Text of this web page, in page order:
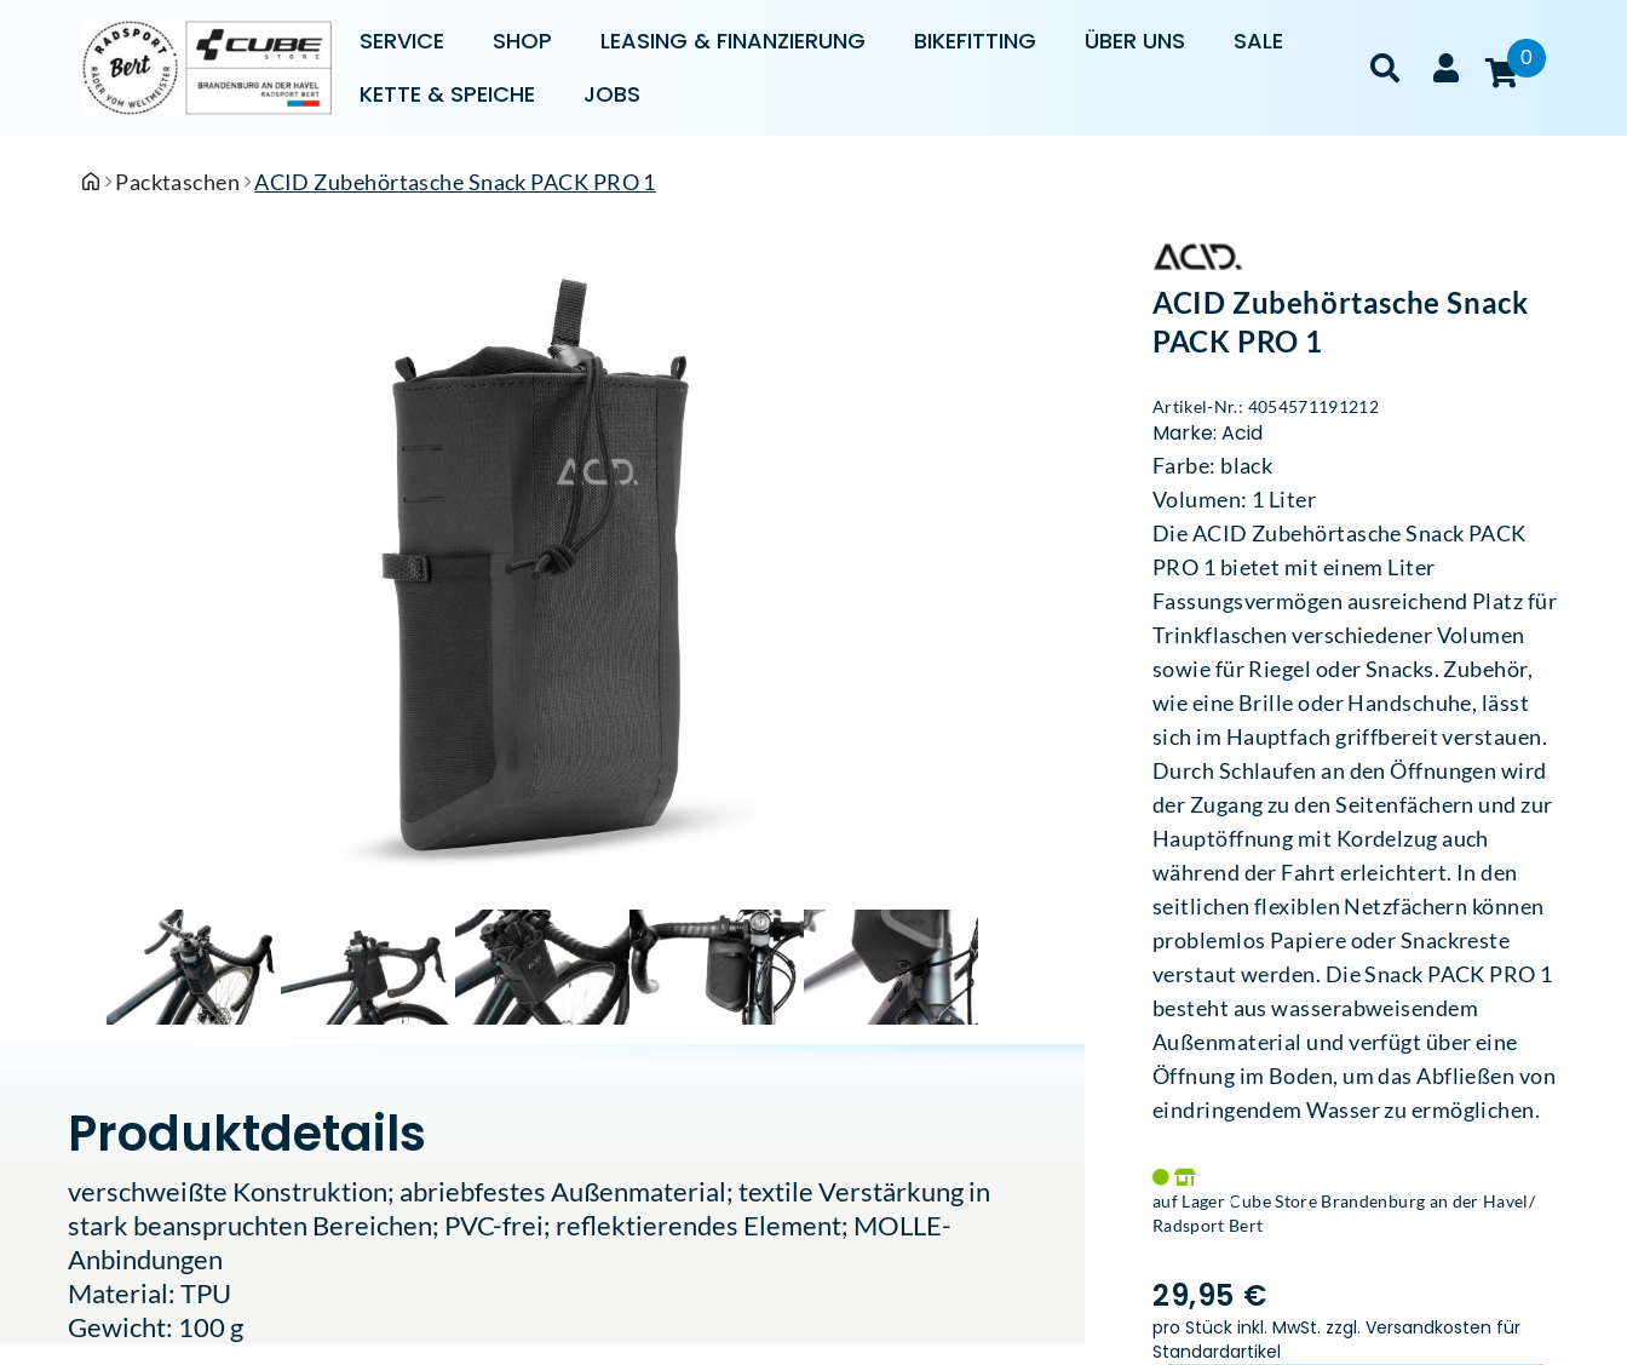
SERVICE SHOP LEASING & FINANZIERUNG BIKEFITTING ÜBER UNS
SALE
KETTE & SPEICHE
JOBS
0
Packtaschen ACID Zubehörtasche Snack PACK PRO 1
Produktdetails
verschweißte Konstruktion; abriebfestes Außenmaterial; textile Verstärkung in
stark beanspruchten Bereichen; PVC-frei; reflektierendes Element; MOLLE-
Anbindungen
Material: TPU
Gewicht: 100 g
ACID Zubehörtasche Snack
PACK PRO 1
Artikel-Nr.: 4054571191212
Marke: Acid
Farbe: black
Volumen: 1 Liter
Die ACID Zubehörtasche Snack PACK
PRO 1 bietet mit einem Liter
Fassungsvermögen ausreichend Platz für
Trinkflaschen verschiedener Volumen
sowie für Riegel oder Snacks. Zubehör,
wie eine Brille oder Handschuhe, lässt
sich im Hauptfach griffbereit verstauen.
Durch Schlaufen an den Öffnungen wird
der Zugang zu den Seitenfächern und zur
Hauptöffnung mit Kordelzug auch
während der Fahrt erleichtert. In den
seitlichen flexiblen Netzfächern können
problemlos Papiere oder Snackreste
verstaut werden. Die Snack PACK PRO 1
besteht aus wasserabweisendem
Außenmaterial und verfügt über eine
Öffnung im Boden, um das Abfließen von
eindringendem Wasser zu ermöglichen.
auf Lager Cube Store Brandenburg an der Havel/
Radsport Bert
29,95 €
pro Stück inkl. MwSt. zzgl. Versandkosten für
Standardartikel